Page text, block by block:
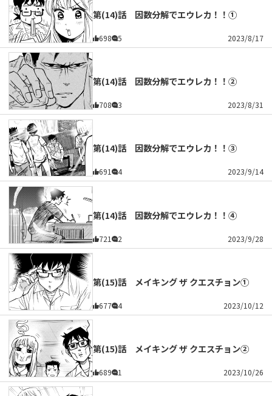
第(14)話 因数分解でエウレカ！！①
698 5 2023/8/17
第(14)話 因数分解でエウレカ！！②
708 3 2023/8/31
第(14)話 因数分解でエウレカ！！③
691 4 2023/9/14
第(14)話 因数分解でエウレカ！！④
721 2 2023/9/28
第(15)話 メイキング ザ クエスチョン①
677 4 2023/10/12
第(15)話 メイキング ザ クエスチョン②
689 1 2023/10/26